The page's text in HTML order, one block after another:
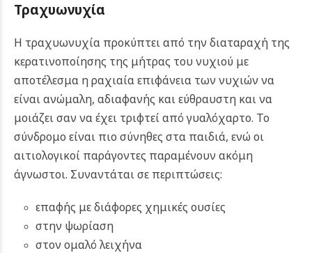
Τραχυωνυχία
Η τραχυωνυχία προκύπτει από την διαταραχή της
κερατινοποίησης της μήτρας του νυχιού με
αποτέλεσμα η ραχιαία επιφάνεια των νυχιών να
είναι ανώμαλη, αδιαφανής και εύθραυστη και να
μοιάζει σαν να έχει τριφτεί από γυαλόχαρτο. Το
σύνδρομο είναι πιο σύνηθες στα παιδιά, ενώ οι
αιτιολογικοί παράγοντες παραμένουν ακόμη
άγνωστοι. Συναντάται σε περιπτώσεις:
επαφής με διάφορες χημικές ουσίες
στην ψωρίαση
στον ομαλό λειχήνα